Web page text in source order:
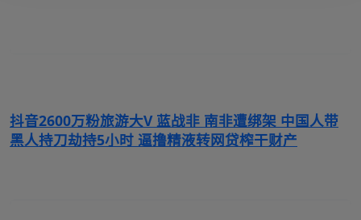
抖音2600万粉旅游大V 蓝战非 南非遭绑架 中国人带
黑人持刀劫持5小时 逼撸精液转网贷榨干财产